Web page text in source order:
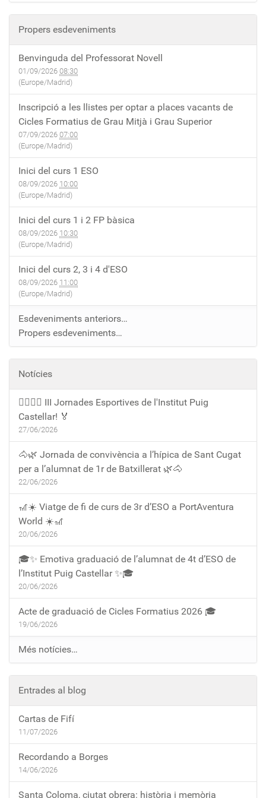
Propers esdeveniments
Benvinguda del Professorat Novell
01/09/2026 08:30
(Europe/Madrid)
Inscripció a les llistes per optar a places vacants de
Cicles Formatius de Grau Mitjà i Grau Superior
07/09/2026 07:00
(Europe/Madrid)
Inici del curs 1 ESO
08/09/2026 10:00
(Europe/Madrid)
Inici del curs 1 i 2 FP bàsica
08/09/2026 10:30
(Europe/Madrid)
Inici del curs 2, 3 i 4 d'ESO
08/09/2026 11:00
(Europe/Madrid)
Esdeveniments anteriors…
Propers esdeveniments…
Notícies
🏃‍♀️🏃‍♂️ III Jornades Esportives de l'Institut Puig
Castellar! 🏅
27/06/2026
🐴🌿 Jornada de convivència a l’hípica de Sant Cugat
per a l’alumnat de 1r de Batxillerat 🌿🐴
22/06/2026
🎢☀️ Viatge de fi de curs de 3r d’ESO a PortAventura
World ☀️🎢
20/06/2026
🎓✨ Emotiva graduació de l’alumnat de 4t d’ESO de
l’Institut Puig Castellar ✨🎓
20/06/2026
Acte de graduació de Cicles Formatius 2026 🎓
19/06/2026
Més notícies…
Entrades al blog
Cartas de Fifí
11/07/2026
Recordando a Borges
14/06/2026
Santa Coloma, ciutat obrera: història i memòria